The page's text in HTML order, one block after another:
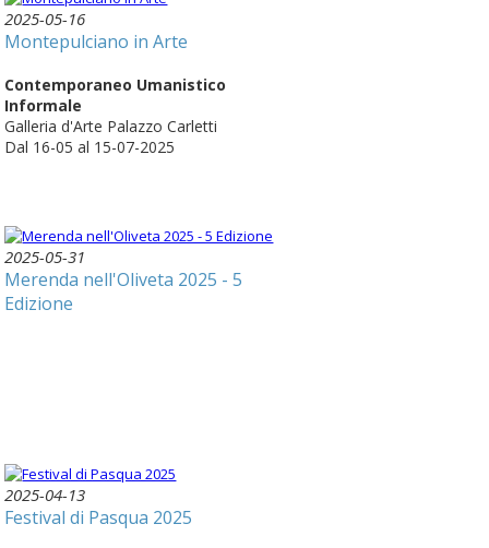
2025-05-16
Montepulciano in Arte
Contemporaneo Umanistico
Informale
Galleria d'Arte Palazzo Carletti
Dal 16-05 al 15-07-2025
2025-05-31
Merenda nell'Oliveta 2025 - 5
Edizione
2025-04-13
Festival di Pasqua 2025